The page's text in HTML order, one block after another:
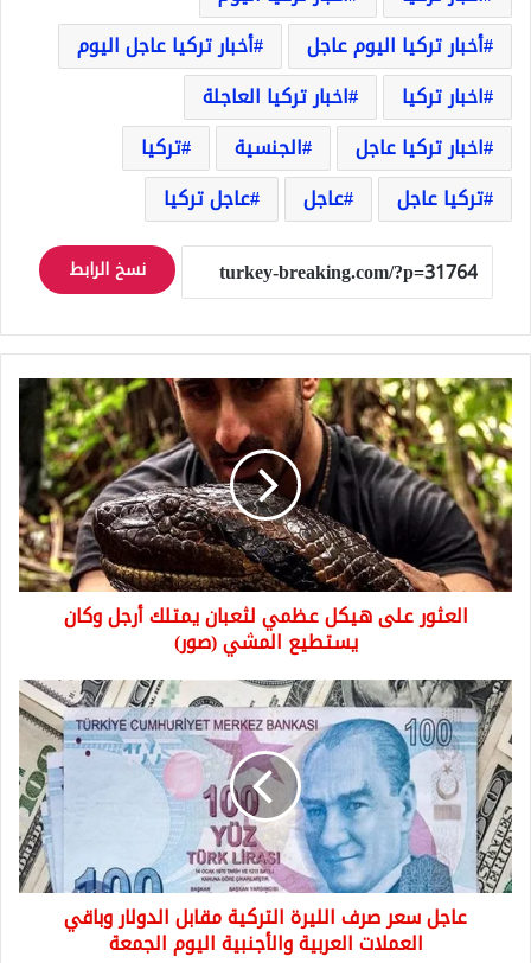
أخبار تركيا اليوم عاجل
أخبار تركيا عاجل اليوم
اخبار تركيا
اخبار تركيا العاجلة
اخبار تركيا عاجل
الجنسية
تركيا
تركيا عاجل
عاجل عاجل تركيا
نسخ الرابط
العثور
على
هيكل
عظمي
لثعبان
يمتلك
أرجل
وكان
يستطيع
العثور على هيكل عظمي لثعبان يمتلك أرجل وكان
يستطيع المشي (صور)
عاجل
سعر
صرف
الليرة
التركية
مقابل
الدولار
وباقي
العملات
عاجل سعر صرف الليرة التركية مقابل الدولار وباقي
العملات العربية والأجنبية اليوم الجمعة